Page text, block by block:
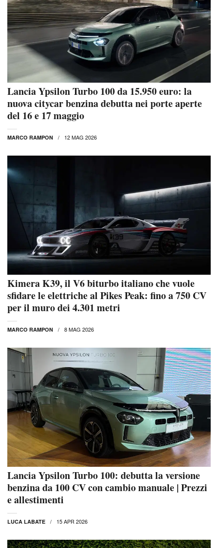
Lancia Ypsilon Turbo 100 da 15.950 euro: la
nuova citycar benzina debutta nei porte aperte
del 16 e 17 maggio
MARCO RAMPON 12 MAG 2026
Kimera K39, il V6 biturbo italiano che vuole
sfidare le elettriche al Pikes Peak: fino a 750 CV
per il muro dei 4.301 metri
MARCO RAMPON 8 MAG 2026
Lancia Ypsilon Turbo 100: debutta la versione
benzina da 100 CV con cambio manuale | Prezzi
e allestimenti
LUCA LABATE 15 APR 2026